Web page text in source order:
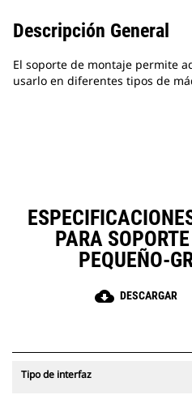
Descripción General
El soporte de montaje permite
usarlo en diferentes tipos de
PARA
PEQUEÑO-
cloud_download DESCARGAR
Tipo de interfaz